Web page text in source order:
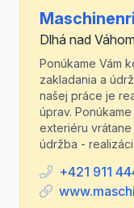
Dlhá nad
Ponúkame Vám
zakladania a
našej práce je
úprav.
exteriéru vrátane
údržba -
+421 911